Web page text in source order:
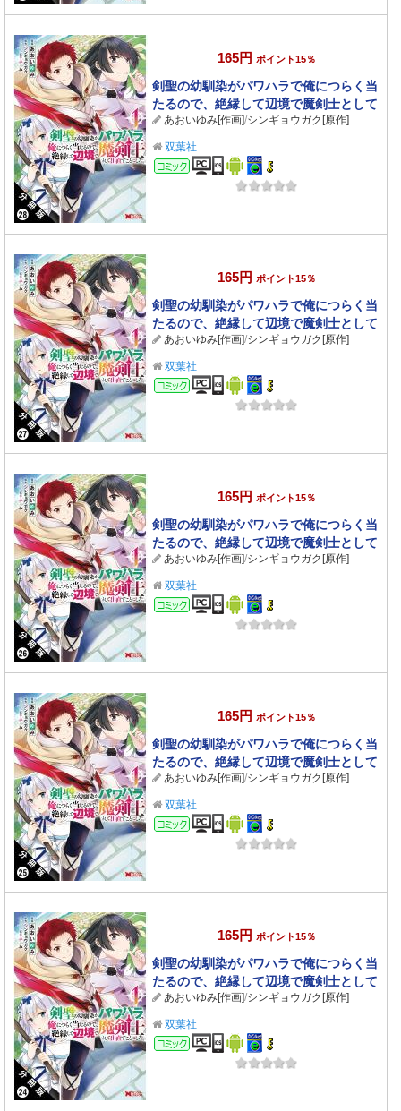
165円 ポイント15％
剣聖の幼馴染がパワハラで俺につらく当
たるので、絶縁して辺境で魔剣士として
出直すことにした。（コミック） 分冊版
： 28
あおいゆみ[作画]/シンギョウガク[原作]
双葉社
コミック
165円 ポイント15％
剣聖の幼馴染がパワハラで俺につらく当
たるので、絶縁して辺境で魔剣士として
出直すことにした。（コミック） 分冊版
： 27
あおいゆみ[作画]/シンギョウガク[原作]
双葉社
コミック
165円 ポイント15％
剣聖の幼馴染がパワハラで俺につらく当
たるので、絶縁して辺境で魔剣士として
出直すことにした。（コミック） 分冊版
： 26
あおいゆみ[作画]/シンギョウガク[原作]
双葉社
コミック
165円 ポイント15％
剣聖の幼馴染がパワハラで俺につらく当
たるので、絶縁して辺境で魔剣士として
出直すことにした。（コミック） 分冊版
： 25
あおいゆみ[作画]/シンギョウガク[原作]
双葉社
コミック
165円 ポイント15％
剣聖の幼馴染がパワハラで俺につらく当
たるので、絶縁して辺境で魔剣士として
出直すことにした。（コミック） 分冊版
： 24
あおいゆみ[作画]/シンギョウガク[原作]
双葉社
コミック